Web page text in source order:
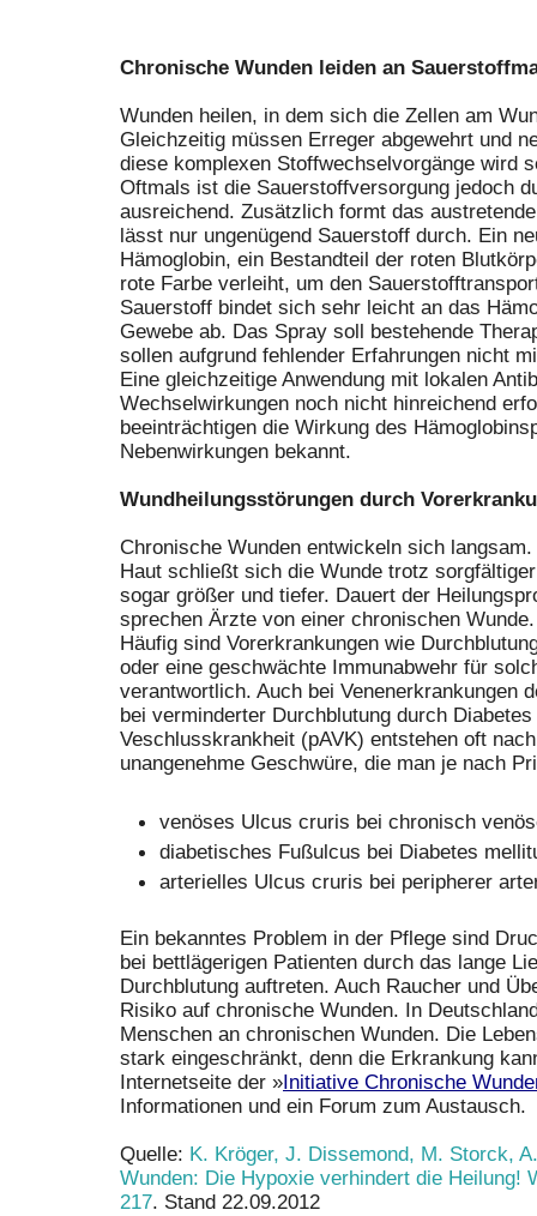
Chronische Wunden leiden an
Wunden heilen, in dem sich die Zellen am
Gleichzeitig müssen Erreger abgewehrt und
diese komplexen Stoffwechselvorgänge wird
Oftmals ist die Sauerstoffversorgung jedoch
ausreichend. Zusätzlich formt das
lässt nur ungenügend Sauerstoff durch. Ein
Hämoglobin, ein Bestandteil der roten
rote Farbe verleiht, um den
Sauerstoff bindet sich sehr leicht an das
Gewebe ab. Das Spray soll bestehende
sollen aufgrund fehlender Erfahrungen nicht
Eine gleichzeitige Anwendung mit lokalen
Wechselwirkungen noch nicht hinreichend
beeinträchtigen die Wirkung des
Nebenwirkungen bekannt.
Wundheilungsstörungen durch
Chronische Wunden entwickeln sich
Haut schließt sich die Wunde trotz
sogar größer und tiefer. Dauert der
sprechen Ärzte von einer chronischen Wunde.
Häufig sind Vorerkrankungen wie
oder eine geschwächte Immunabwehr für
verantwortlich. Auch bei Venenerkrankungen
bei verminderter Durchblutung durch
Veschlusskrankheit (pAVK) entstehen oft
unangenehme Geschwüre, die man je nach
venöses Ulcus cruris bei chronisch
diabetisches Fußulcus bei Diabetes
arterielles Ulcus cruris bei peripherer
Ein bekanntes Problem in der Pflege sind
bei bettlägerigen Patienten durch das lange
Durchblutung auftreten. Auch Raucher und
Risiko auf chronische Wunden. In
Menschen an chronischen Wunden. Die
stark eingeschränkt, denn die Erkrankung
Internetseite der »Initiative Chronische
Informationen und ein Forum zum Austausch.
Quelle: K. Kröger, J. Dissemond, M. Storck,
Wunden: Die Hypoxie verhindert die Heilung!
217. Stand 22.09.2012